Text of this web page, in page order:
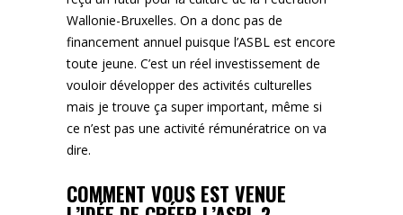
Wallonie-Bruxelles. On a donc pas de
financement annuel puisque l’ASBL est encore
toute jeune. C’est un réel investissement de
vouloir développer des activités culturelles
mais je trouve ça super important, même si
ce n’est pas une activité rémunératrice on va
dire.
COMMENT VOUS EST VENUE